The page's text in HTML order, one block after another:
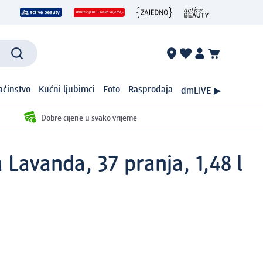
Kućni ljubimci Foto Rasprodaja dmLIVE ▶
Dobre cijene u svako vrijeme
37 pranja, 1,48 l